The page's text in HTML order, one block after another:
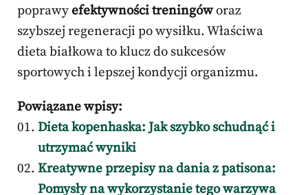
poprawyefektywności treningóworaz
szybszej regeneracji po wysiłku. Właściwa
dieta białkowa to klucz do sukcesów
sportowych i lepszej kondycji organizmu.
Powiązane wpisy:
Dieta kopenhaska: Jak szybko schudnąć i
utrzymać wyniki
Kreatywne przepisy na dania z patisona:
Pomysły na wykorzystanie tego warzywa